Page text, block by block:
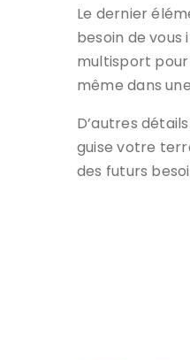
Le dernier
besoin de
multisport
même dans
D’autres
guise votre
des futurs